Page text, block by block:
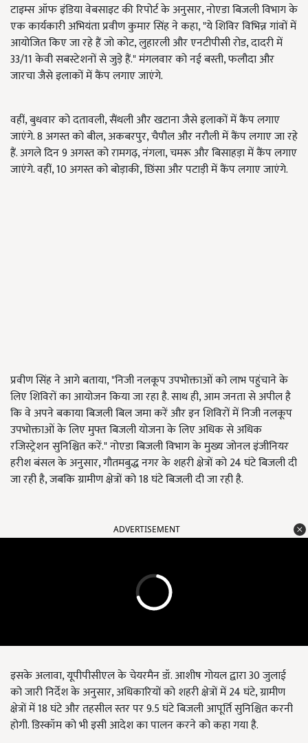
टाइम्स ऑफ इंडिया वेबसाइट की रिपोर्ट के अनुसार, नोएडा बिजली विभाग के
एक कार्यकारी अभियंता प्रवीण कुमार सिंह ने कहा, "ये शिविर विभिन्न गांवों में
आयोजित किए जा रहे हैं जो कोट, लुहारली और एनटीपीसी रोड, दादरी में
33/11 केवी सबस्टेशनों से जुड़े हैं." मंगलवार को नई बस्ती, फलौदा और
जारचा जैसे इलाकों में कैंप लगाए जाएंगे.
वहीं, बुधवार को दतावली, सैंथली और खटाना जैसे इलाकों में कैंप लगाए
जाएंगे. 8 अगस्त को बील, अकबरपुर, चैपौल और नरौली में कैंप लगाए जा रहे
हैं. अगले दिन 9 अगस्त को रामगढ़, नंगला, चमरू और बिसाहड़ा में कैंप लगाए
जाएंगे. वहीं, 10 अगस्त को बोड़ाकी, छिंसा और पटाड़ी में कैंप लगाए जाएंगे.
प्रवीण सिंह ने आगे बताया, "निजी नलकूप उपभोक्ताओं को लाभ पहुंचाने के
लिए शिविरों का आयोजन किया जा रहा है. साथ ही, आम जनता से अपील है
कि वे अपने बकाया बिजली बिल जमा करें और इन शिविरों में निजी नलकूप
उपभोक्ताओं के लिए मुफ्त बिजली योजना के लिए अधिक से अधिक
रजिस्ट्रेशन सुनिश्चित करें." नोएडा बिजली विभाग के मुख्य जोनल इंजीनियर
हरीश बंसल के अनुसार, गौतमबुद्ध नगर के शहरी क्षेत्रों को 24 घंटे बिजली दी
जा रही है, जबकि ग्रामीण क्षेत्रों को 18 घंटे बिजली दी जा रही है.
ADVERTISEMENT
इसके अलावा, यूपीपीसीएल के चेयरमैन डॉ. आशीष गोयल द्वारा 30 जुलाई
को जारी निर्देश के अनुसार, अधिकारियों को शहरी क्षेत्रों में 24 घंटे, ग्रामीण
क्षेत्रों में 18 घंटे और तहसील स्तर पर 9.5 घंटे बिजली आपूर्ति सुनिश्चित करनी
होगी. डिस्कॉम को भी इसी आदेश का पालन करने को कहा गया है.